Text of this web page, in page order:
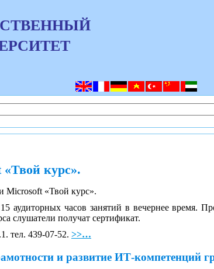
курс».
Microsoft «Твой курс».
аудиторных часов занятий в вечернее время.
слушатели получат сертификат.
тел. 439-07-52. >>…
и развитие ИТ-компетенций